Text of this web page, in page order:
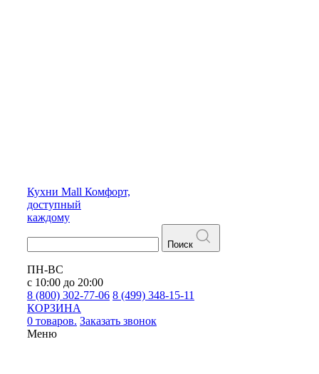
Кухни Mall Комфорт,
доступный
каждому
Поиск
ПН-ВС
с 10:00 до 20:00
8 (800) 302-77-06 8 (499) 348-15-11
КОРЗИНА
0 товаров. Заказать звонок
Меню